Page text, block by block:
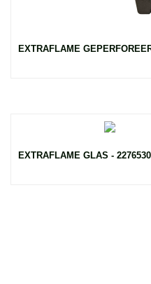
EXTRAFLAME
EXTRAFLAME GLAS - 2276530